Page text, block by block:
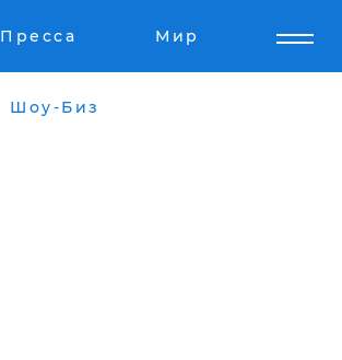
Пресса Мир
Шоу-Биз